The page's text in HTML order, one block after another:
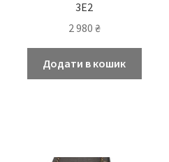
3E2
2 980 ₴
Додати в кошик